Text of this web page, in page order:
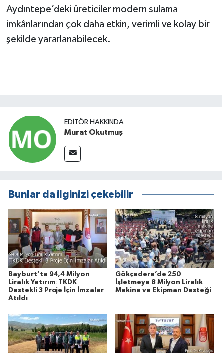
Aydıntepe’deki üreticiler modern sulama
imkânlarından çok daha etkin, verimli ve kolay bir
şekilde yararlanabilecek.
EDITÖR HAKKINDA
Murat Okutmuş
Bunlar da ilginizi çekebilir
Bayburt’ta 94,4 Milyon
Liralık Yatırım: TKDK
Destekli 3 Proje İçin İmzalar
Atıldı
Gökçedere’de 250
İşletmeye 8 Milyon Liralık
Makine ve Ekipman Desteği